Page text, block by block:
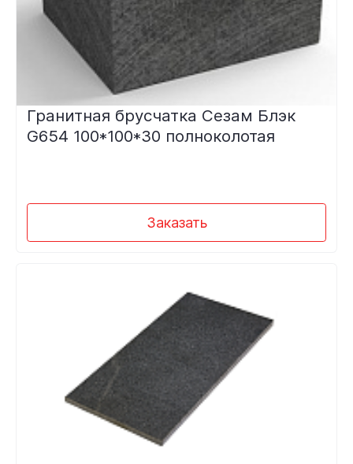
Гранитная брусчатка Сезам Блэк
G654 100*100*30 полноколотая
Заказать